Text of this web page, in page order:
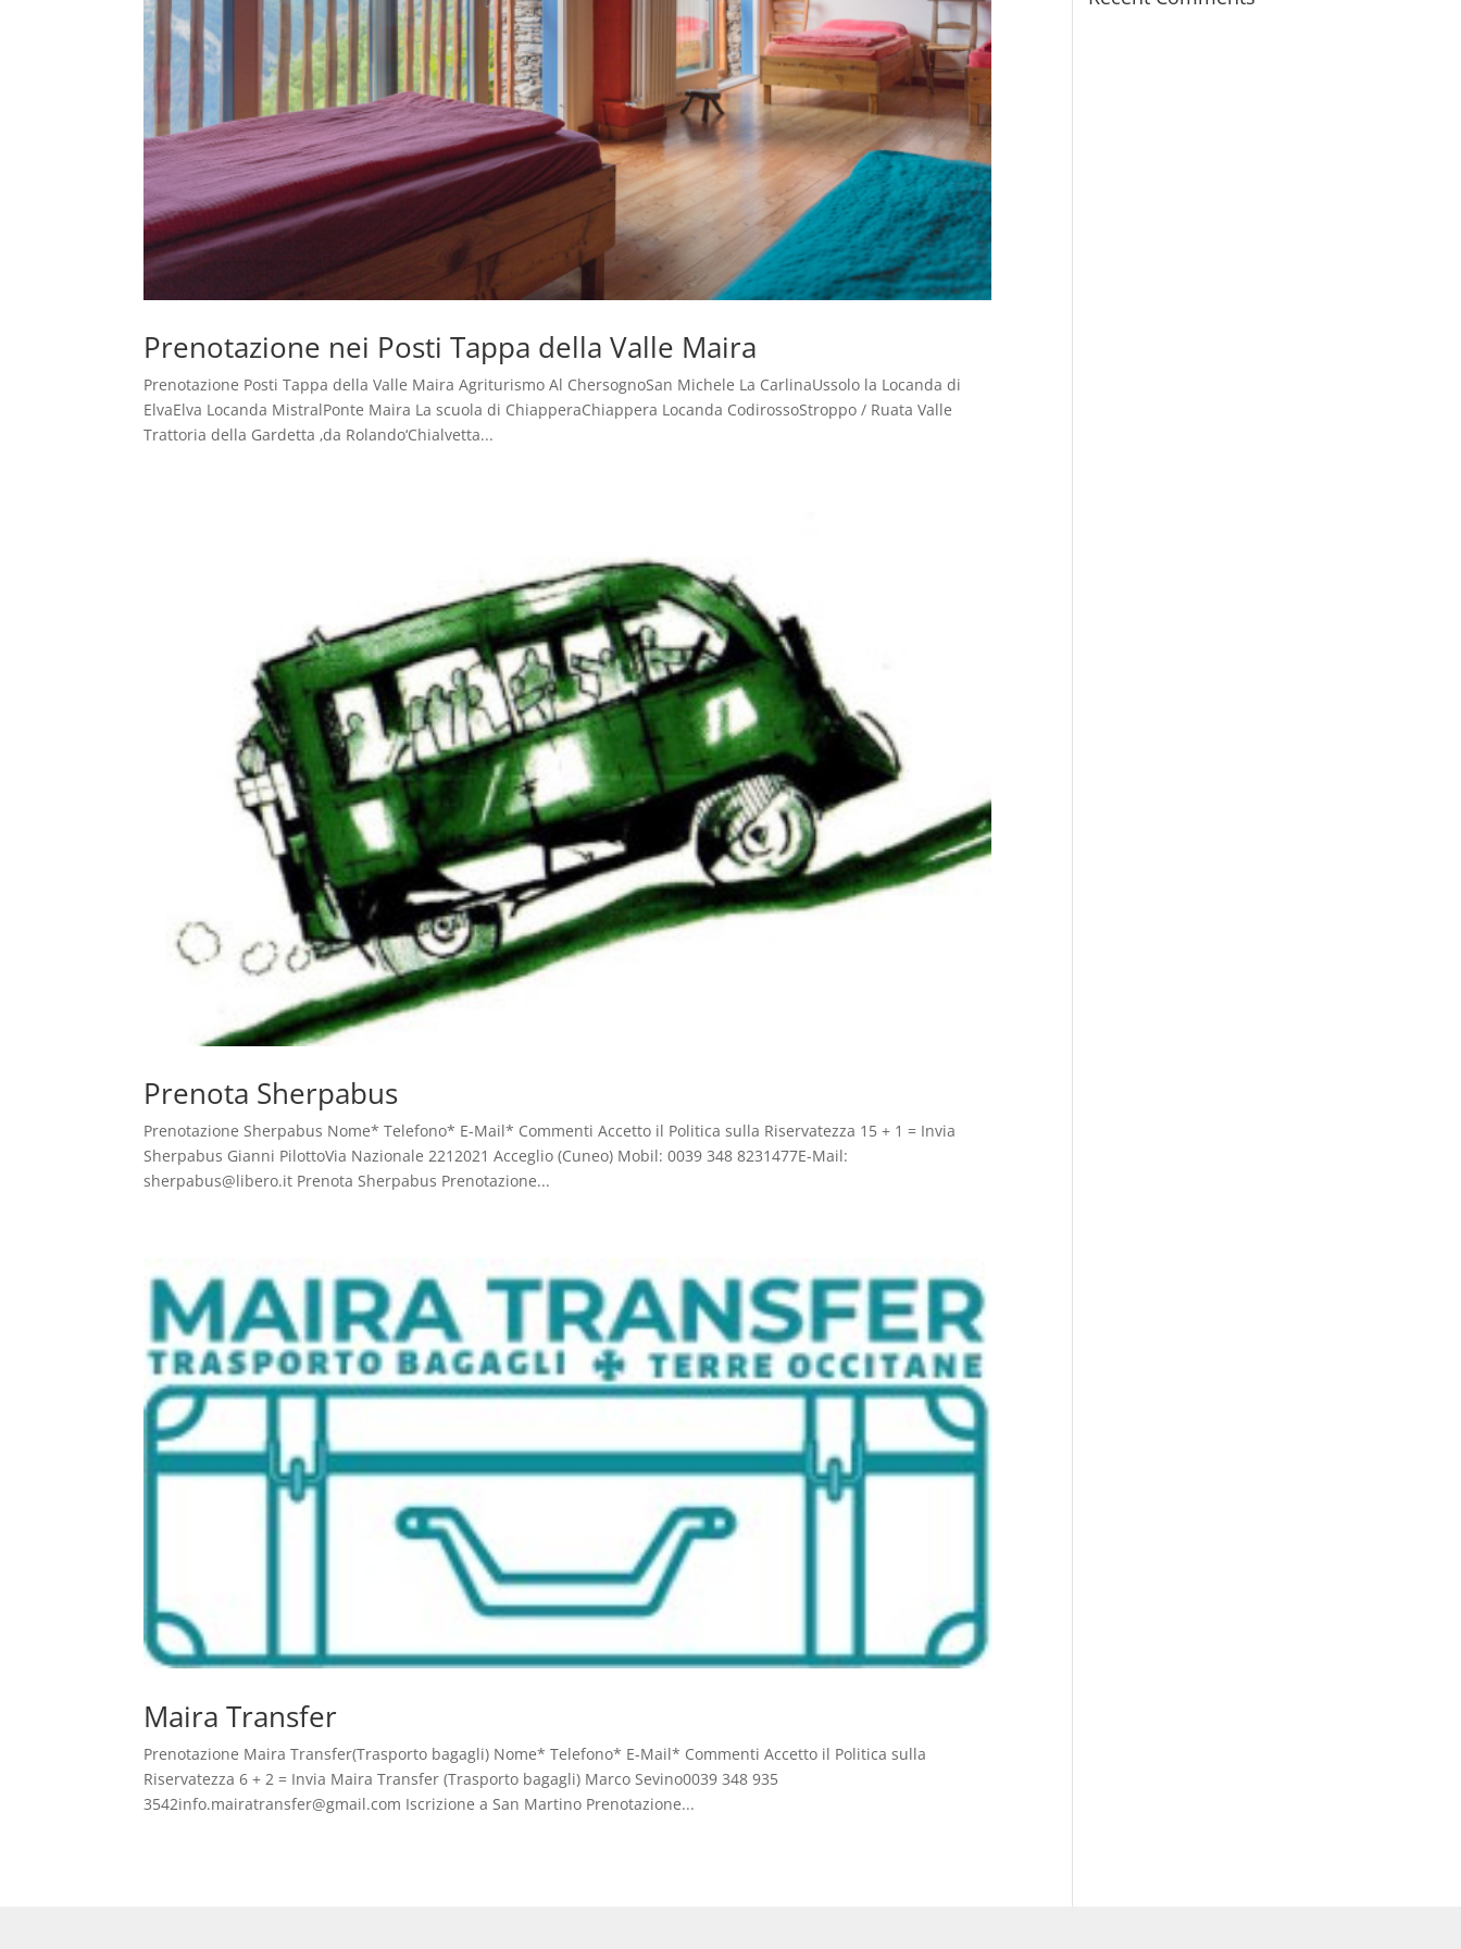
Prenotazione nei Posti Tappa della Valle Maira
Prenotazione Posti Tappa della Valle Maira Agriturismo Al ChersognoSan Michele La CarlinaUssolo la Locanda di
ElvaElva Locanda MistralPonte Maira La scuola di ChiapperaChiappera Locanda CodirossoStroppo / Ruata Valle
Trattoria della Gardetta ‚da Rolando‘Chialvetta...
Prenota Sherpabus
Prenotazione Sherpabus Nome* Telefono* E-Mail* Commenti Accetto il Politica sulla Riservatezza 15 + 1 = Invia
Sherpabus Gianni PilottoVia Nazionale 2212021 Acceglio (Cuneo) Mobil: 0039 348 8231477E-Mail:
sherpabus@libero.it Prenota Sherpabus Prenotazione...
Maira Transfer
Prenotazione Maira Transfer(Trasporto bagagli) Nome* Telefono* E-Mail* Commenti Accetto il Politica sulla
Riservatezza 6 + 2 = Invia Maira Transfer (Trasporto bagagli) Marco Sevino0039 348 935
3542info.mairatransfer@gmail.com Iscrizione a San Martino Prenotazione...